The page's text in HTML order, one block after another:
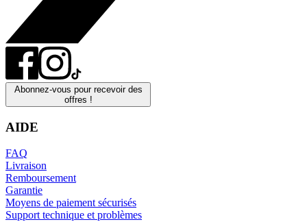
Abonnez-vous pour recevoir des
offres !
AIDE
FAQ
Livraison
Remboursement
Garantie
Moyens de paiement sécurisés
Support technique et problèmes